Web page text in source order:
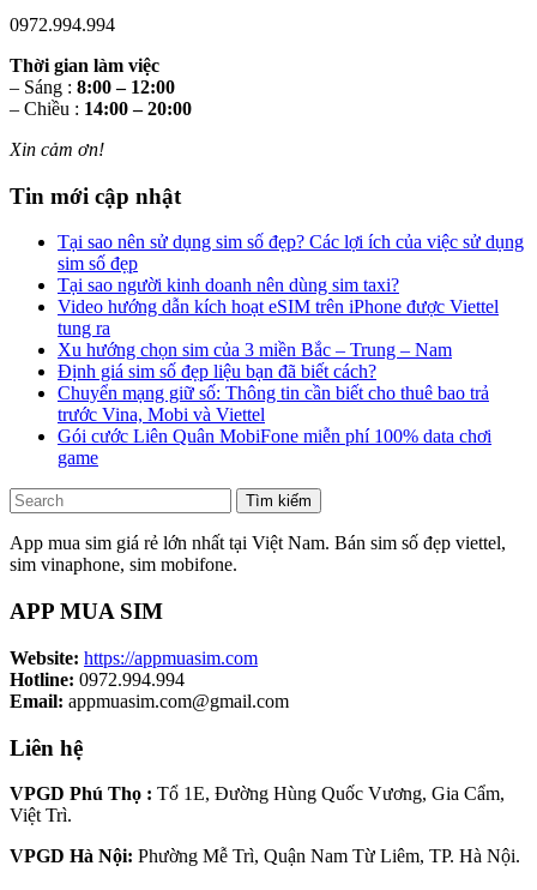
0972.994.994
Thời gian làm việc
– Sáng : 8:00 – 12:00
– Chiều : 14:00 – 20:00
Xin cảm ơn!
Tin mới cập nhật
Tại sao nên sử dụng sim số đẹp? Các lợi ích của việc sử dụng
sim số đẹp
Tại sao người kinh doanh nên dùng sim taxi?
Video hướng dẫn kích hoạt eSIM trên iPhone được Viettel
tung ra
Xu hướng chọn sim của 3 miền Bắc – Trung – Nam
Định giá sim số đẹp liệu bạn đã biết cách?
Chuyển mạng giữ số: Thông tin cần biết cho thuê bao trả
trước Vina, Mobi và Viettel
Gói cước Liên Quân MobiFone miễn phí 100% data chơi
game
Tìm kiếm
App mua sim giá rẻ lớn nhất tại Việt Nam. Bán sim số đẹp viettel,
sim vinaphone, sim mobifone.
APP MUA SIM
Website: https://appmuasim.com
Hotline: 0972.994.994
Email: appmuasim.com@gmail.com
Liên hệ
VPGD Phú Thọ : Tổ 1E, Đường Hùng Quốc Vương, Gia Cẩm,
Việt Trì.
VPGD Hà Nội: Phường Mễ Trì, Quận Nam Từ Liêm, TP. Hà Nội.